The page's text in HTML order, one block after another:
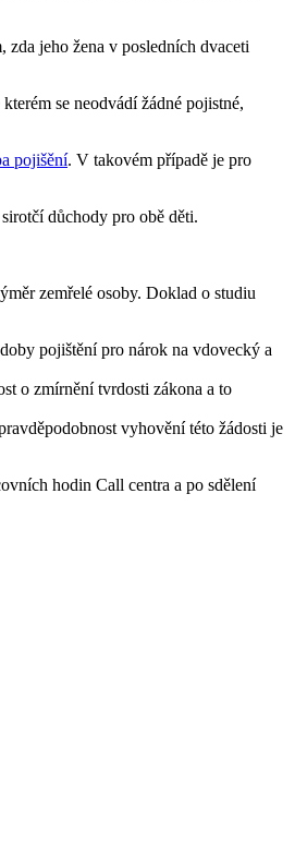
zda jeho žena v posledních dvaceti
se neodvádí žádné pojistné,
pojišění. V takovém případě je pro
důchody pro obě děti.
zemřelé osoby. Doklad o studiu
pojištění pro nárok na vdovecký a
o zmírnění tvrdosti zákona a to
vyhovění této žádosti je
hodin Call centra a po sdělení